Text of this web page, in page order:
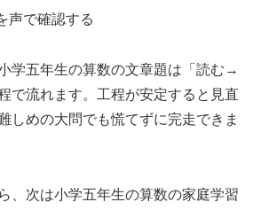
声で確認する
学五年生の算数の文章題は「読む→
で流れます。工程が安定すると見直
しめの大問でも慌てずに完走できま
、次は小学五年生の算数の家庭学習